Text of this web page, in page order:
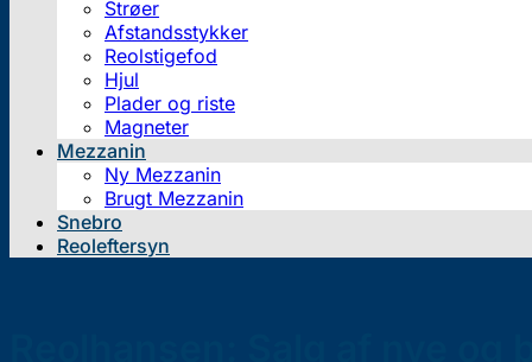
Strøer
Afstandsstykker
Reolstigefod
Hjul
Plader og riste
Magneter
Mezzanin
Ny Mezzanin
Brugt Mezzanin
Snebro
Reoleftersyn